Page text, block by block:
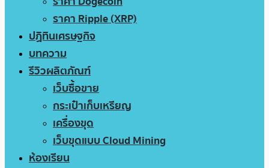
ราคา Ripple (XRP)
ปฏิทินเศรษฐกิจ
บทความ
รีวิวผลิตภัณฑ์
เว็บซื้อขาย
กระเป๋าเก็บเหรียญ
เครื่องขุด
เว็บขุดแบบ Cloud Mining
ห้องเรียน